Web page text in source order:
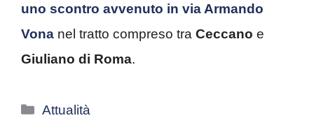
uno scontro avvenuto in via Armando
Vona nel tratto compreso tra Ceccano e
Giuliano di Roma.
Categorie
Attualità